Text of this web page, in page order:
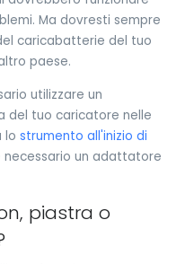
Ma dovresti sempre
caricabatterie del tuo
paese.
utilizzare un
del tuo caricatore nelle
lo strumento all'inizio di
un adattatore
piastra o